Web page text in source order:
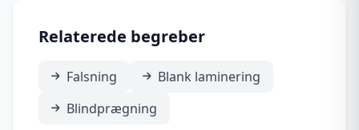
Relaterede begreber
Falsning
Blank laminering
Blindprægning